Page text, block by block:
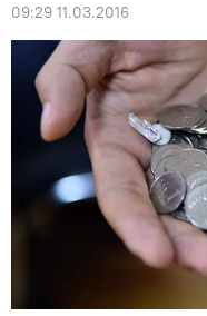
09:29 11.03.2016